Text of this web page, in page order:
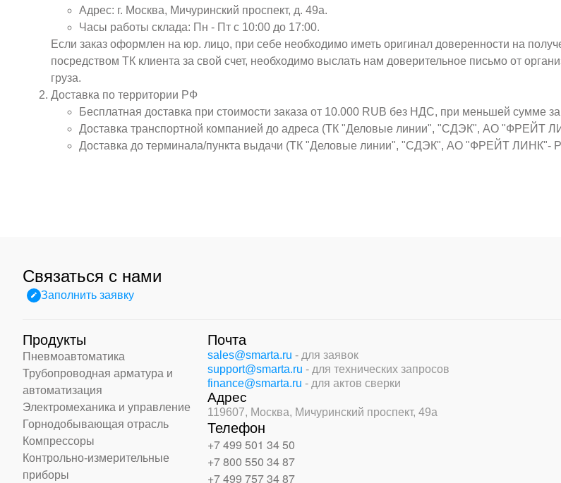
Адрес: г. Москва, Мичуринский проспект, д. 49а.
Часы работы склада: Пн - Пт с 10:00 до 17:00.
Если заказ оформлен на юр. лицо, при себе необходимо иметь оригинал доверенности на
посредством ТК клиента за свой счет, необходимо выслать нам доверительное письмо от
груза.
Доставка по территории РФ
Бесплатная доставка при стоимости заказа от 10.000 RUB без НДС, при меньшей сумме
Доставка транспортной компанией до адреса (ТК "Деловые линии", "СДЭК", АО "ФРЕЙТ
Доставка до терминала/пункта выдачи (ТК "Деловые линии", "СДЭК", АО "ФРЕЙТ ЛИНК"-
Связаться с нами
Заполнить заявку
Продукты
Пневмоавтоматика
Трубопроводная арматура и
автоматизация
Электромеханика и управление
Горнодобывающая отрасль
Компрессоры
Контрольно-измерительные
приборы
Почта
sales@smarta.ru - для заявок
support@smarta.ru - для технических запросов
finance@smarta.ru - для актов сверки
Адрес
119607, Москва, Мичуринский проспект, 49а
Телефон
+7 499 501 34 50
+7 800 550 34 87
+7 499 757 34 87